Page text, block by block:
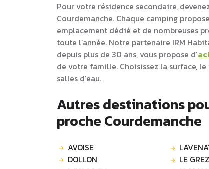
Pour votre résidence secondaire,
Courdemanche. Chaque camping
emplacement dédié et de nombreuses
toute l’année. Notre partenaire IRM
depuis plus de 30 ans, vous propose d’
de votre famille. Choisissez la surface,
salles d’eau.
Autres destinations
proche Courdemanche
AVOISE
DOLLON
LE GREZ